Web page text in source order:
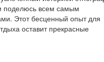
поделюсь всем самым
Этот бесценный опыт для
оставит прекрасные